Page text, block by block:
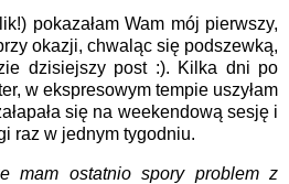
) pokazałam Wam mój pierwszy,
okazji, chwaląc się podszewką,
dzisiejszy post :). Kilka dni po
w ekspresowym tempie uszyłam
się na weekendową sesję i
raz w jednym tygodniu.
mam ostatnio spory problem z